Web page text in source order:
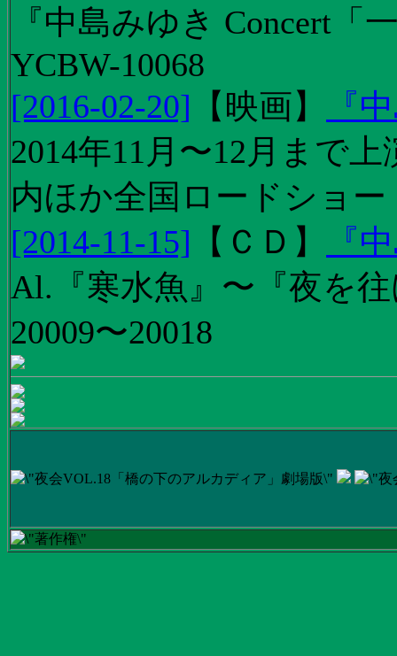
『中島みゆき Concert
YCBW-10068
[2016-02-20] 【 映画】
『
2014年11月〜12月まで
内ほか全国ロードショー
[2014-11-15] 【 ＣＤ 】
『
Al.『寒水魚』〜『夜を
20009〜20018